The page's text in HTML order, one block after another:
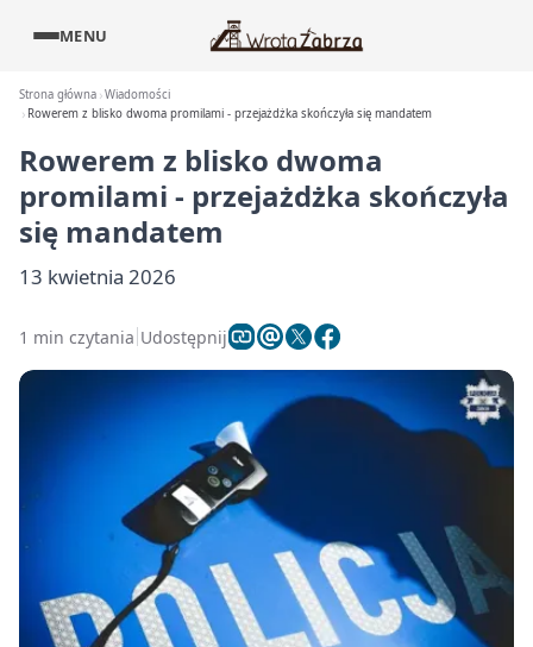
MENU
Strona główna Wiadomości
Rowerem z blisko dwoma promilami - przejażdżka skończyła się mandatem
Rowerem z blisko dwoma
promilami - przejażdżka skończyła
się mandatem
13 kwietnia 2026
1 min czytania Udostępnij